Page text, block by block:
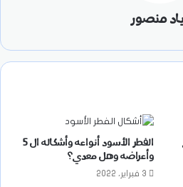
منصور
الفطر الأسود أنواعه وأشكاله ال 5
وأعراضه وهل معدي؟
3 فبراير، 2022